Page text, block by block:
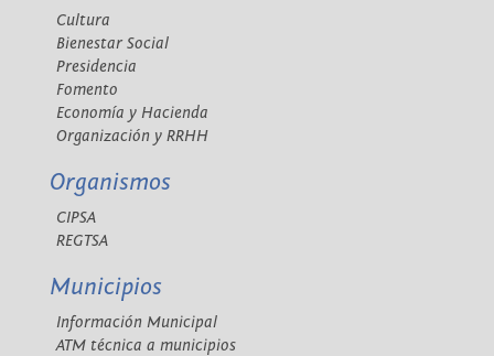
Cultura
Bienestar Social
Presidencia
Fomento
Economía y Hacienda
Organización y RRHH
Organismos
CIPSA
REGTSA
Municipios
Información Municipal
ATM técnica a municipios